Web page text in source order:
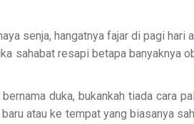
senja, hangatnya fajar di pagi
sahabat resapi betapa banyaknya
duka, bukankah tiada cara
atau ke tempat yang biasanya